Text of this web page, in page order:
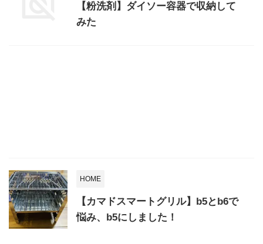
【粉洗剤】ダイソー容器で収納して
みた
HOME
【カマドスマートグリル】b5とb6で
悩み、b5にしました！